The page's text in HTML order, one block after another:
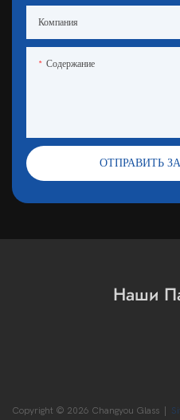
Компания
Содержание
ОТПРАВИТЬ
Наши
Copyright © 2026 Changyou Glass |